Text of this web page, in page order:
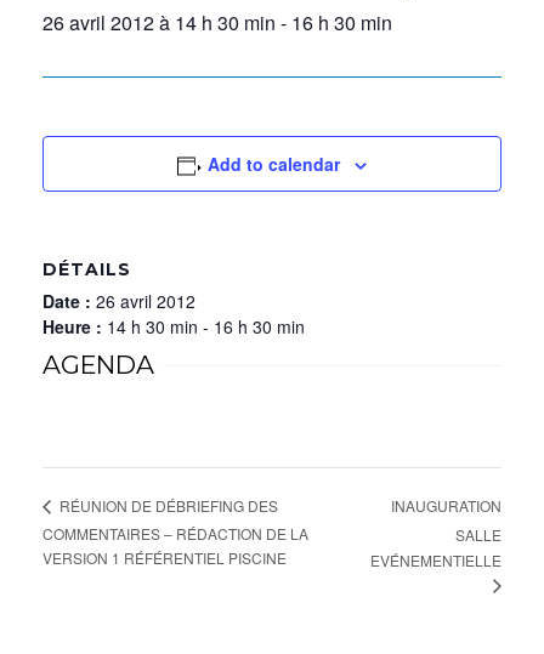
26 avril 2012 à 14 h 30 min - 16 h 30 min
Add to calendar
DÉTAILS
Date : 26 avril 2012
Heure : 14 h 30 min - 16 h 30 min
AGENDA
RÉUNION DE DÉBRIEFING DES
COMMENTAIRES – RÉDACTION DE LA
VERSION 1 RÉFÉRENTIEL PISCINE
INAUGURATION
SALLE
EVÉNEMENTIELLE